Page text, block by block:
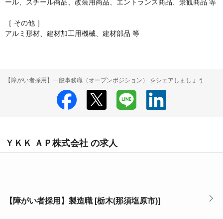
ール、スチール商品、改装用商品、エントランス商品、景観商品 等
［ その他 ］
アルミ形材、建材加工用機械、建材部品 等
【障がい者採用】一般事務職（オープンポジション） をシェアしましょう
ＹＫＫ ＡＰ株式会社 の求人
【障がい者採用】製造職 [栃木(那須塩原市)]